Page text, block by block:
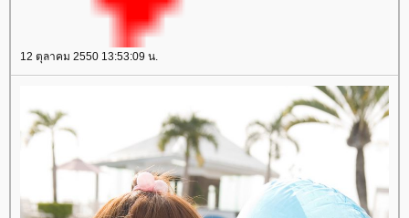
12 ตุลาคม 2550 13:53:09 น.